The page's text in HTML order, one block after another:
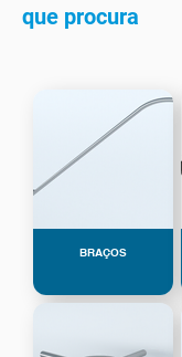
que procura
BRAÇOS